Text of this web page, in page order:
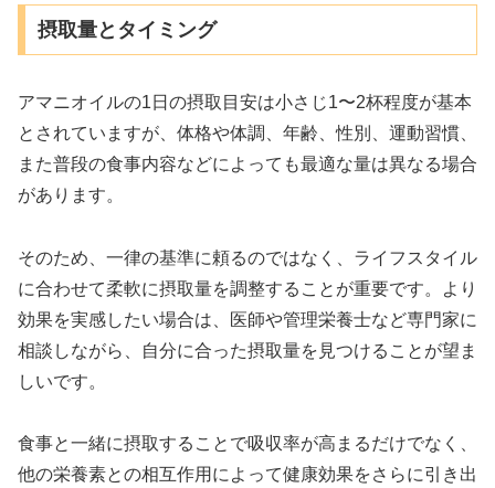
摂取量とタイミング
アマニオイルの1日の摂取目安は小さじ1〜2杯程度が基本
とされていますが、体格や体調、年齢、性別、運動習慣、
また普段の食事内容などによっても最適な量は異なる場合
があります。
そのため、一律の基準に頼るのではなく、ライフスタイル
に合わせて柔軟に摂取量を調整することが重要です。より
効果を実感したい場合は、医師や管理栄養士など専門家に
相談しながら、自分に合った摂取量を見つけることが望ま
しいです。
食事と一緒に摂取することで吸収率が高まるだけでなく、
他の栄養素との相互作用によって健康効果をさらに引き出